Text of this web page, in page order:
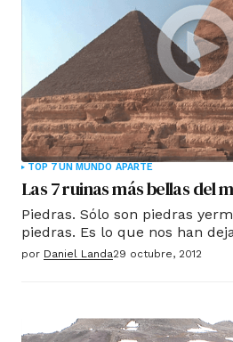
TOP 7UN MUNDO APARTE
Las 7 ruinas más bellas del
Piedras. Sólo son piedras
piedras. Es lo que nos han
palpable de nuestros
sagrados
por Daniel Landa29 octubre, 2012